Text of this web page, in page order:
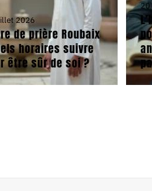
2026
de prière Roubaix
horaires suivre
être sûr de soi ?
20